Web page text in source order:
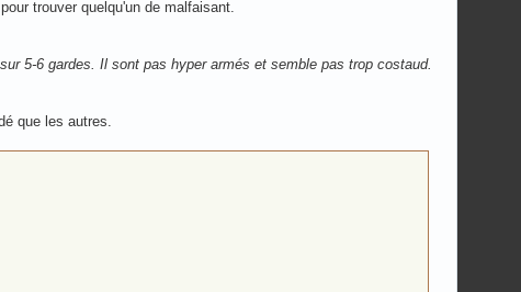
trouver quelqu'un de malfaisant.
5-6 gardes. Il sont pas hyper armés et semble pas trop costaud.
que les autres.